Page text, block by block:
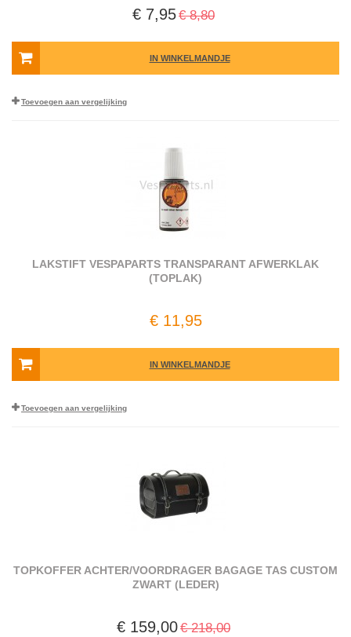
€ 7,95€ 8,80
IN WINKELMANDJE
Toevoegen aan vergelijking
LAKSTIFT VESPAPARTS TRANSPARANT AFWERKLAK
(TOPLAK)
€ 11,95
IN WINKELMANDJE
Toevoegen aan vergelijking
TOPKOFFER ACHTER/VOORDRAGER BAGAGE TAS CUSTOM
ZWART (LEDER)
€ 159,00€ 218,00